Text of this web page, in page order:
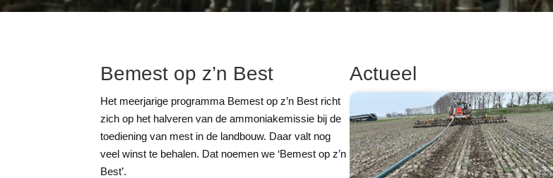
Bemest op z’n Best
Het meerjarige programma Bemest op z’n Best richt
zich op het halveren van de ammoniakemissie bij de
toediening van mest in de landbouw. Daar valt nog
veel winst te behalen. Dat noemen we ‘Bemest op z’n
Best’.
Actueel